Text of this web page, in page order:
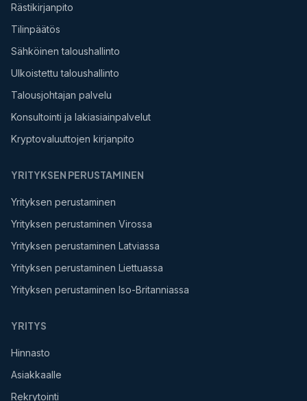
Rästikirjanpito
Tilinpäätös
Sähköinen taloushallinto
Ulkoistettu taloushallinto
Talousjohtajan palvelu
Konsultointi ja lakiasiainpalvelut
Kryptovaluuttojen kirjanpito
YRITYKSEN PERUSTAMINEN
Yrityksen perustaminen
Yrityksen perustaminen Virossa
Yrityksen perustaminen Latviassa
Yrityksen perustaminen Liettuassa
Yrityksen perustaminen Iso-Britanniassa
YRITYS
Hinnasto
Asiakkaalle
Rekrytointi